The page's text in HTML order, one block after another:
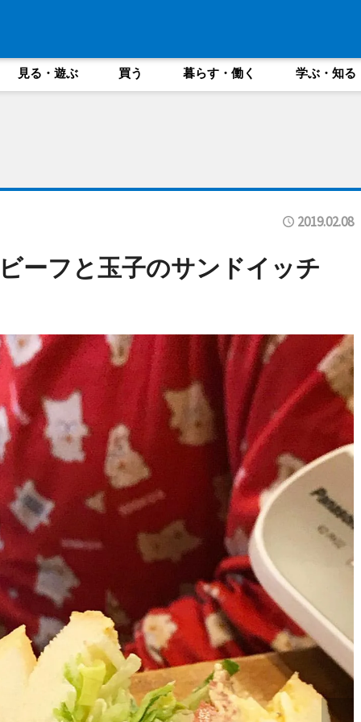
見る・遊ぶ 買う 暮らす・働く 学ぶ・知る
2019.02.08
ーフと玉子のサンドイッチ